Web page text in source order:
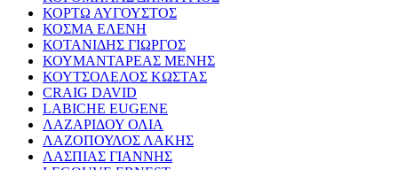
ΚΟΡΤΩ ΑΥΓΟΥΣΤΟΣ
ΚΟΣΜΑ ΕΛΕΝΗ
ΚΟΤΑΝΙΔΗΣ ΓΙΩΡΓΟΣ
ΚΟΥΜΑΝΤΑΡΕΑΣ ΜΕΝΗΣ
ΚΟΥΤΣΟΛΕΛΟΣ ΚΩΣΤΑΣ
CRAIG DAVID
LABICHE EUGENE
ΛΑΖΑΡΙΔΟΥ ΟΛΙΑ
ΛΑΖΟΠΟΥΛΟΣ ΛΑΚΗΣ
ΛΑΣΠΙΑΣ ΓΙΑΝΝΗΣ